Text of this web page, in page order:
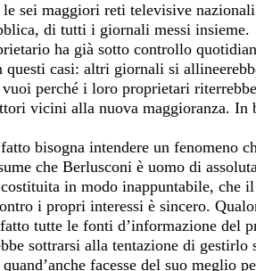
sei maggiori reti televisive
di tutti i giornali messi insieme.
ha già sotto controllo
questi casi: altri giornali si
perché i loro proprietari
vicini alla nuova maggioranza. In
bisogna intendere un fenomeno
che Berlusconi è uomo di
in modo inappuntabile, che
i propri interessi è sincero.
tutte le fonti d’informazione del
sottrarsi alla tentazione di gestirlo
facesse del suo meglio